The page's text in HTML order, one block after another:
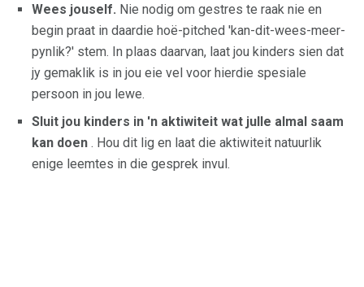
Wees jouself. Nie nodig om gestres te raak nie en
begin praat in daardie hoë-pitched 'kan-dit-wees-meer-
pynlik?' stem. In plaas daarvan, laat jou kinders sien dat
jy gemaklik is in jou eie vel voor hierdie spesiale
persoon in jou lewe.
Sluit jou kinders in 'n aktiwiteit wat julle almal saam
kan doen . Hou dit lig en laat die aktiwiteit natuurlik
enige leemtes in die gesprek invul.